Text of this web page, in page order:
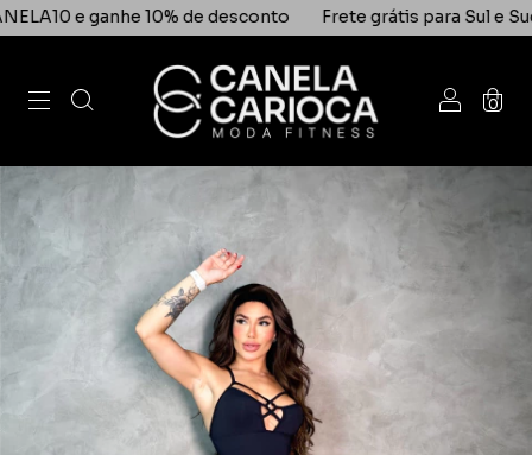
10% de desconto Frete grátis para Sul e Sudeste
0